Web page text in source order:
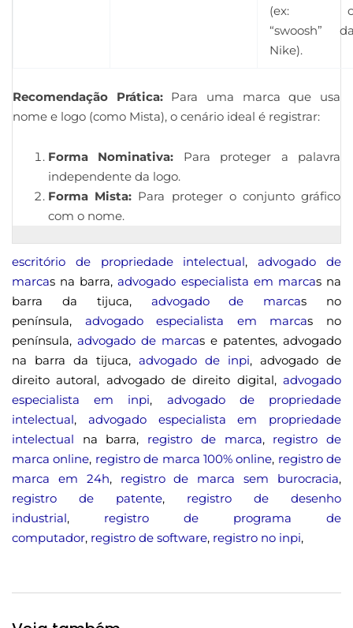
(ex:
“swoosh”
Nike).
Recomendação Prática:Para uma marca que usa
nome e logo (como Mista), o cenário ideal é registrar:
Forma Nominativa: Para proteger a palavra
independente da logo.
Forma Mista: Para proteger o conjunto gráfico
com o nome.
escritório de propriedade intelectual,advogado de
marcas na barra,advogado especialista em marcas na
barra da tijuca, advogado de marcas no
península, advogado especialista em marcas no
península, advogado de marcas e patentes, advogado
na barra da tijuca, advogado de inpi, advogado de
direito autoral, advogado de direito digital, advogado
especialista em inpi, advogado de propriedade
intelectual, advogado especialista em propriedade
intelectual na barra, registro de marca, registro de
marca online, registro de marca 100% online, registro de
marca em 24h, registro de marca sem burocracia,
registro de patente, registro de desenho
industrial, registro de programa de
computador, registro de software, registro no inpi,